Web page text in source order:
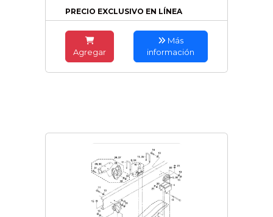
PRECIO EXCLUSIVO EN LÍNEA
Agregar
Más
información